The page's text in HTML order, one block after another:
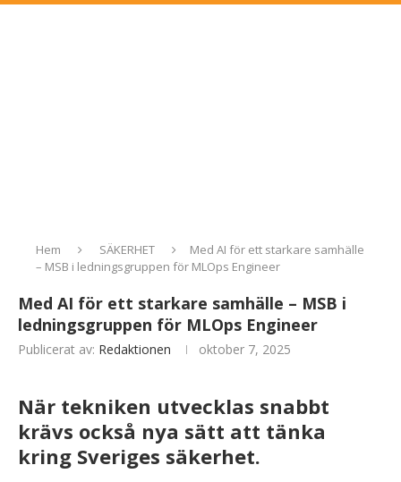
Hem SÄKERHET
Med AI för ett starkare samhälle
– MSB i ledningsgruppen för MLOps Engineer
Med AI för ett starkare samhälle – MSB i
ledningsgruppen för MLOps Engineer
Publicerat av: Redaktionen oktober 7, 2025
När tekniken utvecklas snabbt
krävs också nya sätt att tänka
kring Sveriges säkerhet.